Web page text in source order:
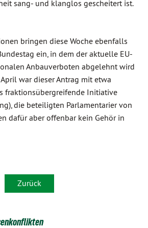
sang- und klanglos gescheitert ist.
bringen diese Woche ebenfalls
ein, in dem der aktuelle EU-
Anbauverboten abgelehnt wird
war dieser Antrag mit etwa
fraktionsübergreifende Initiative
die beteiligten Parlamentarier von
dafür aber offenbar kein Gehör in
Zurück